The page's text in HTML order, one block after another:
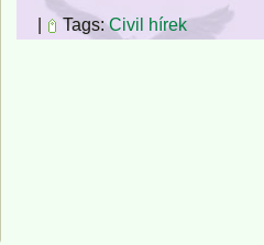
|
Tags:Civil hírek